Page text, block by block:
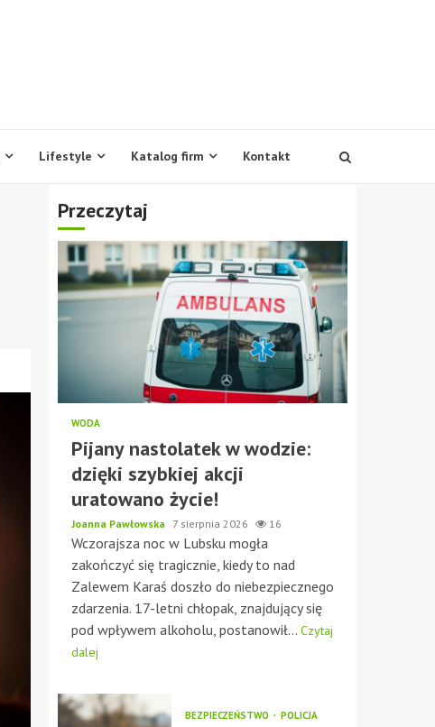
Lifestyle Katalog firm Kontakt
Przeczytaj
WODA
Pijany nastolatek w wodzie:
dzięki szybkiej akcji
uratowano życie!
Joanna Pawłowska 7 sierpnia 2026 16
Wczorajsza noc w Lubsku mogła
zakończyć się tragicznie, kiedy to nad
Zalewem Karaś doszło do niebezpiecznego
zdarzenia. 17-letni chłopak, znajdujący się
pod wpływem alkoholu, postanowił... Czytaj
dalej
BEZPIECZEŃSTWO POLICJA